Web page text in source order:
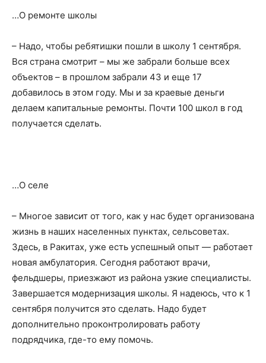
…О ремонте школы
– Надо, чтобы ребятишки пошли в школу 1 сентября.
Вся страна смотрит – мы же забрали больше всех
объектов – в прошлом забрали 43 и еще 17
добавилось в этом году. Мы и за краевые деньги
делаем капитальные ремонты. Почти 100 школ в год
получается сделать.
…О селе
– Многое зависит от того, как у нас будет организована
жизнь в наших населенных пунктах, сельсоветах.
Здесь, в Ракитах, уже есть успешный опыт — работает
новая амбулатория. Сегодня работают врачи,
фельдшеры, приезжают из района узкие специалисты.
Завершается модернизация школы. Я надеюсь, что к 1
сентября получится это сделать. Надо будет
дополнительно проконтролировать работу
подрядчика, где-то ему помочь.